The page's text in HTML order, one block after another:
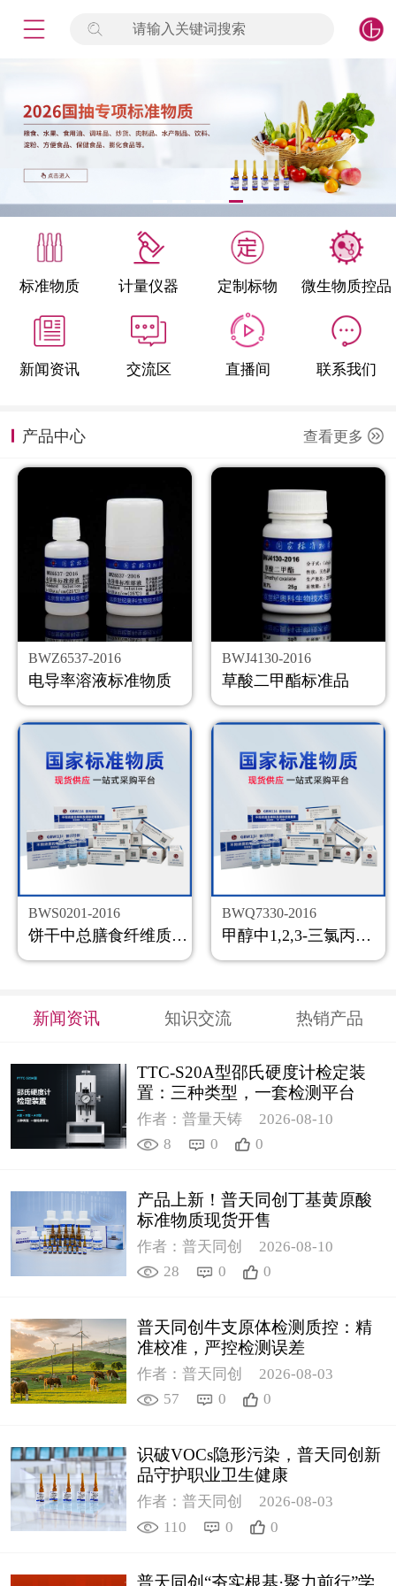
请输入关键词搜索
标准物质 计量仪器 定制标物 微生物质控品
新闻资讯 交流区 直播间 联系我们
产品中心 查看更多
BWZ6537-2016
电导率溶液标准物质
BWJ4130-2016
草酸二甲酯标准品
BWS0201-2016
饼干中总膳食纤维质控样品
BWQ7330-2016
甲醇中1,2,3-三氯丙烷溶液标准物质
新闻资讯 知识交流 热销产品
TTC-S20A型邵氏硬度计检定装
置：三种类型，一套检测平台
作者：普量天铸
2026-08-10
8
0 0
产品上新！普天同创丁基黄原酸
标准物质现货开售
作者：普天同创
2026-08-10
28
0 0
普天同创牛支原体检测质控：精
准校准，严控检测误差
作者：普天同创
2026-08-03
57
0 0
识破VOCs隐形污染，普天同创新
品守护职业卫生健康
作者：普天同创
2026-08-03
110
0 0
标准物质
产品专项
微生物检测/质控品
定制标物
定制仪器
新闻资讯
公司主页
购物车
会员中心
联系我们
返回主页